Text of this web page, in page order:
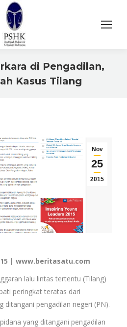
di Pengadilan,
Kasus Tilang
Nov
25
2015
| www.beritasatu.com
lalu lintas tertentu (Tilang)
peringkat teratas dari
ditangani pengadilan negeri (PN).
yang ditangani pengadilan